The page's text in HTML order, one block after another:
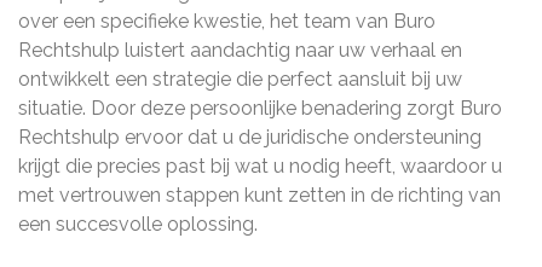
over een specifieke kwestie, het team van Buro
Rechtshulp luistert aandachtig naar uw verhaal en
ontwikkelt een strategie die perfect aansluit bij uw
situatie. Door deze persoonlijke benadering zorgt Buro
Rechtshulp ervoor dat u de juridische ondersteuning
krijgt die precies past bij wat u nodig heeft, waardoor u
met vertrouwen stappen kunt zetten in de richting van
een succesvolle oplossing.